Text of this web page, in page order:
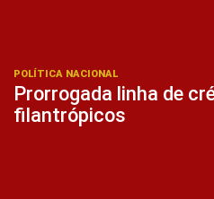
POLÍTICA NACIONAL
Prorrogada linha de
filantrópicos